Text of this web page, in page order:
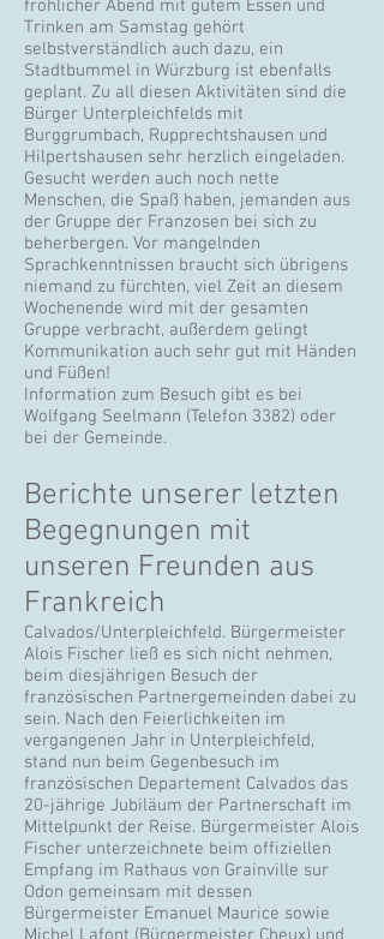
fröhlicher Abend mit gutem Essen und
Trinken am Samstag gehört
selbstverständlich auch dazu, ein
Stadtbummel in Würzburg ist ebenfalls
geplant. Zu all diesen Aktivitäten sind die
Bürger Unterpleichfelds mit
Burggrumbach, Rupprechtshausen und
Hilpertshausen sehr herzlich eingeladen.
Gesucht werden auch noch nette
Menschen, die Spaß haben, jemanden aus
der Gruppe der Franzosen bei sich zu
beherbergen. Vor mangelnden
Sprachkenntnissen braucht sich übrigens
niemand zu fürchten, viel Zeit an diesem
Wochenende wird mit der gesamten
Gruppe verbracht, außerdem gelingt
Kommunikation auch sehr gut mit Händen
und Füßen!
Information zum Besuch gibt es bei
Wolfgang Seelmann (Telefon 3382) oder
bei der Gemeinde.
Berichte unserer letzten
Begegnungen mit
unseren Freunden aus
Frankreich
Calvados/Unterpleichfeld. Bürgermeister
Alois Fischer ließ es sich nicht nehmen,
beim diesjährigen Besuch der
französischen Partnergemeinden dabei zu
sein. Nach den Feierlichkeiten im
vergangenen Jahr in Unterpleichfeld,
stand nun beim Gegenbesuch im
französischen Departement Calvados das
20-jährige Jubiläum der Partnerschaft im
Mittelpunkt der Reise. Bürgermeister Alois
Fischer unterzeichnete beim offiziellen
Empfang im Rathaus von Grainville sur
Odon gemeinsam mit dessen
Bürgermeister Emanuel Maurice sowie